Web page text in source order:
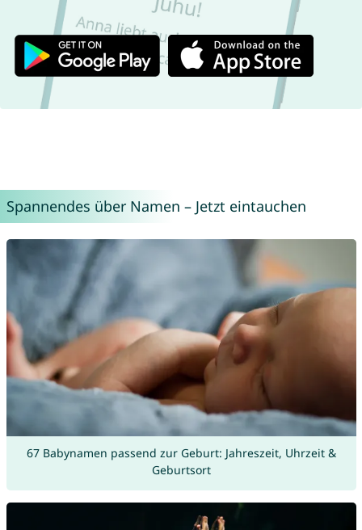
Spannendes über Namen – Jetzt eintauchen
67 Babynamen passend zur Geburt: Jahreszeit, Uhrzeit &
Geburtsort